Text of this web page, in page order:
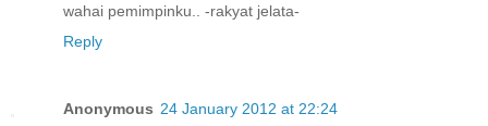
wahai pemimpinku.. -rakyat jelata-
Reply
Anonymous 24 January 2012 at 22:24